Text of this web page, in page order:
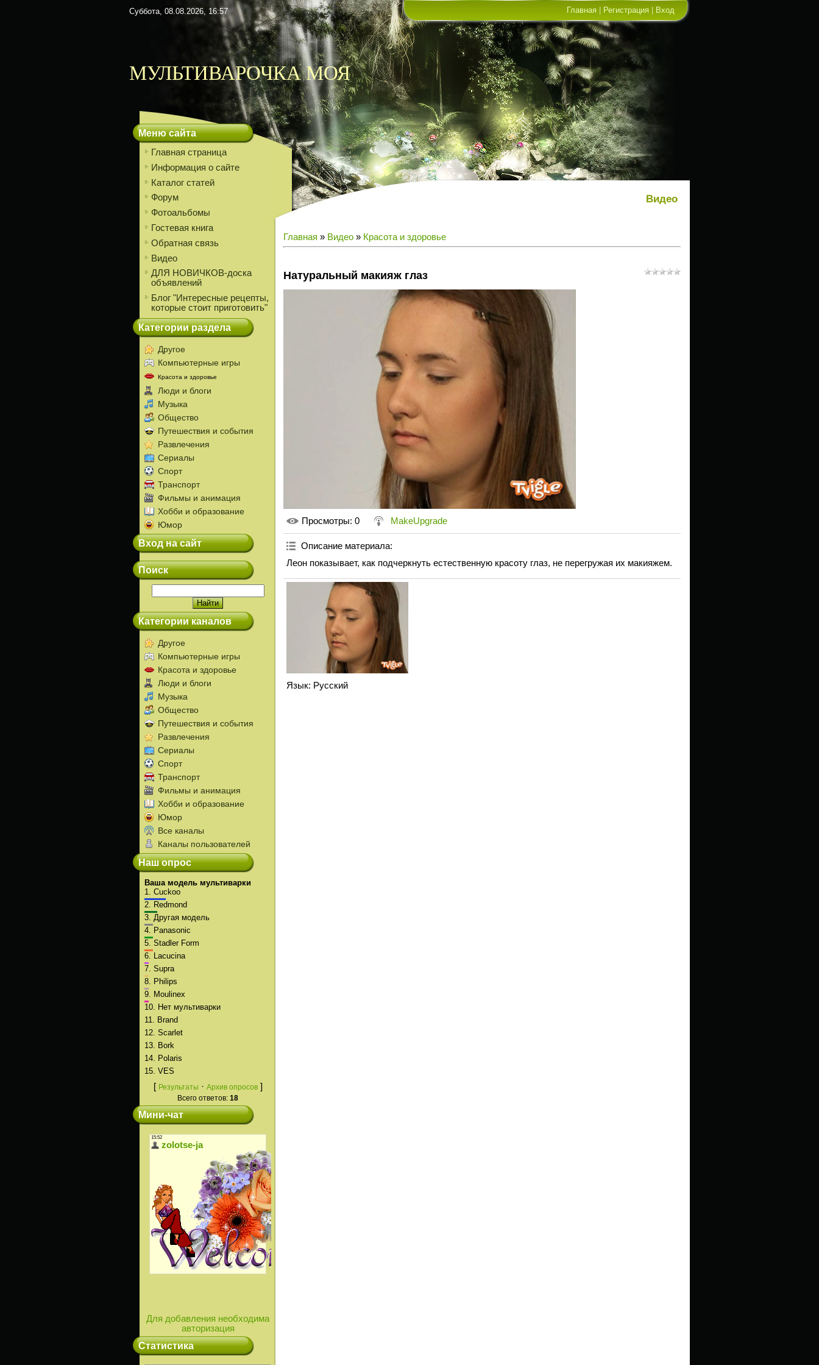
Суббота, 08.08.2026, 16:57 Главная Регистрация Вход
МУЛЬТИВАРОЧКА МОЯ
Меню сайта
Главная страница
Информация о сайте
Каталог статей
Форум
Фотоальбомы
Гостевая книга
Обратная связь
Видео
ДЛЯ НОВИЧКОВ-доска
объявлений
Блог "Интересные рецепты,
которые стоит приготовить"
Категории раздела
Другое
Компьютерные игры
Красота и здоровье
Люди и блоги
Музыка
Общество
Путешествия и события
Развлечения
Сериалы
Спорт
Транспорт
Фильмы и анимация
Хобби и образование
Юмор
Вход на сайт
Поиск
Категории каналов
Другое
Компьютерные игры
Красота и здоровье
Люди и блоги
Музыка
Общество
Путешествия и события
Развлечения
Сериалы
Спорт
Транспорт
Фильмы и анимация
Хобби и образование
Юмор
Все каналы
Каналы пользователей
Наш опрос
Ваша модель мультиварки
1. Cuckoo
2.
Redmond
3. Другая модель
4.
Panasonic
5. Stadler Form
6.
Lacucina
7. Supra
8.
Philips
9.
Moulinex
10.
Нет мультиварки
11.
Brand
12. Scarlet
13.
Bork
14.
Polaris
15. VES
[ Результаты · Архив опросов]
Всего ответов: 18
Мини-чат
Для добавления необходима
авторизация
Статистика
Видео
Главная » Видео » Красота и здоровье
Натуральный макияж глаз
Просмотры: 0 MakeUpgrade
Описание материала:
Леон показывает, как подчеркнуть естественную красоту глаз, не перегружая их макияжем.
Язык: Русский